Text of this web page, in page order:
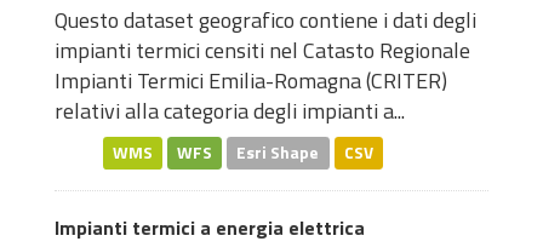
Questo dataset geografico contiene i dati degli
impianti termici censiti nel Catasto Regionale
Impianti Termici Emilia-Romagna (CRITER)
relativi alla categoria degli impianti a...
WMS WFS Esri Shape CSV
Impianti termici a energia elettrica